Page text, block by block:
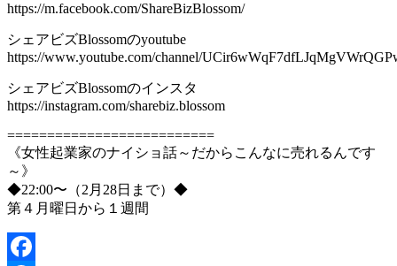
https://m.facebook.com/ShareBizBlossom/
シェアビズBlossomのyoutube
https://www.youtube.com/channel/
シェアビズBlossomのインスタ
https://instagram.com/sharebiz.blossom
==========================
《女性起業家のナイショ話～だからこんなに売れるんです
～》
◆22:00〜（2月28日まで）◆
第４月曜日から１週間